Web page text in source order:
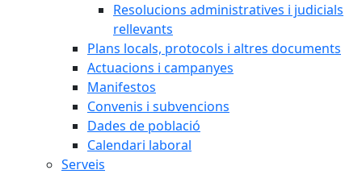
Resolucions administratives i judicials
rellevants
Plans locals, protocols i altres documents
Actuacions i campanyes
Manifestos
Convenis i subvencions
Dades de població
Calendari laboral
Serveis